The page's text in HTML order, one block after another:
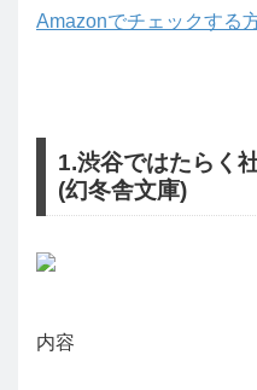
Amazonでチェックする
1.渋谷ではたらく
(幻冬舎文庫)
内容